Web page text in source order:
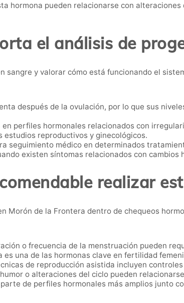
hormona pueden relacionarse con
el análisis de
y valorar cómo está funcionando el
después de la ovulación, por lo que sus
perfiles hormonales relacionados con
estudios reproductivos y ginecológicos.
seguimiento médico en determinados
existen síntomas relacionados con cambios
realizar
Morón de la Frontera dentro de chequeos
o frecuencia de la menstruación pueden
es una de las hormonas clave en fertilidad
de reproducción asistida incluyen
o alteraciones del ciclo pueden
de perfiles hormonales más amplios junto